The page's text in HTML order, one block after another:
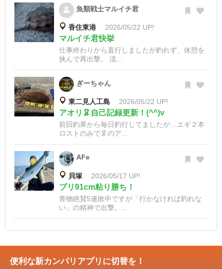
魚類戦士マルイチ君
香住東港 2026/05/22 UP!
マルイチ君快挙
仕事終わりから直行しましたが釣れず、休憩を
挟んで再出撃。 流...
ぎーちゃん
東二見人工島 2026/05/22 UP!
アオリ🦑自己記録更新！(^^)v
前回釣果から毎日釣行してましたが…エギ２本
ロストのみで🦑のア...
AFe
貝塚 2026/05/17 UP!
ブリ91cm粘り勝ち！
青物絶賛5連敗中ですが「行かなければ釣れな
い」の精神で出撃。...
便利な新カンパリアプリに切替を！